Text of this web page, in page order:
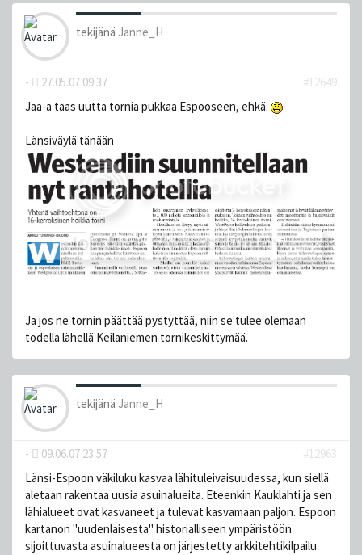
tekijänä Janne_H
- 27.05.07 09:37
#12649
Jaa-a taas uutta tornia pukkaa Espooseen, ehkä.
Länsiväylä tänään
Ja jos ne tornin päättää pystyttää, niin se tulee olemaan
todella lähellä Keilaniemen tornikeskittymää.
tekijänä Janne_H
- 09.06.07 23:57
#12963
Länsi-Espoon väkiluku kasvaa lähituleivaisuudessa, kun siellä
aletaan rakentaa uusia asuinalueita. Eteenkin Kauklahti ja sen
lähialueet ovat kasvaneet ja tulevat kasvamaan paljon. Espoon
kartanon ''uudenlaisesta'' historialliseen ympäristöön
sijoittuvasta asuinalueesta on järjestetty arkkitehtikilpailu.